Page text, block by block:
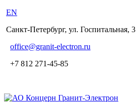
EN
Санкт-Петербург, ул. Госпитальная, 3
office@granit-electron.ru
+7 812 271-45-85